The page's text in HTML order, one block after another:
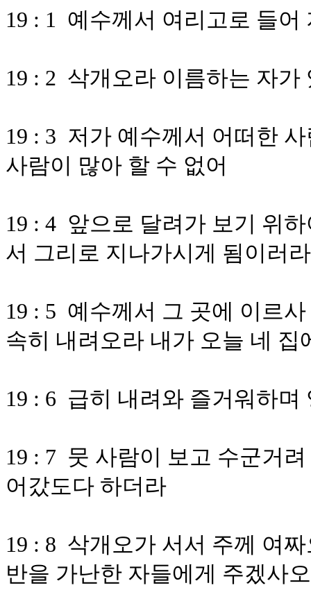
19 : 1 예수께서 여리고로 들어
19 : 2 삭개오라 이름하는 자
19 : 3 저가 예수께서 어떠한
사람이 많아 할 수 없어
19 : 4 앞으로 달려가 보기 위
서 그리로 지나가시게 됨이러라
19 : 5 예수께서 그 곳에 이르
속히 내려오라 내가 오늘 네
19 : 6 급히 내려와 즐거워하며
19 : 7 뭇 사람이 보고 수군거
어갔도다 하더라
19 : 8 삭개오가 서서 주께 여
반을 가난한 자들에게 주겠사